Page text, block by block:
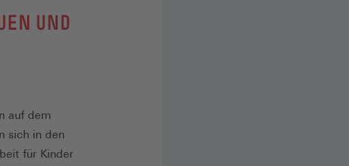
UND
auf dem
sich in den
für Kinder